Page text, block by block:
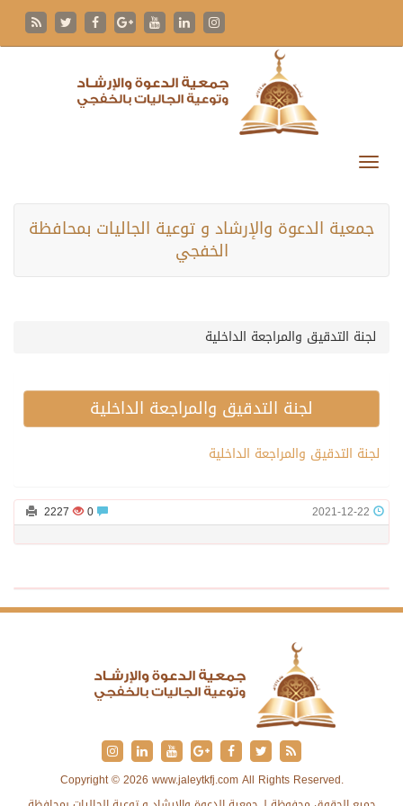
جمعية الدعوة والإرشاد و توعية الجاليات بمحافظة
الخفجي
لجنة التدقيق والمراجعة الداخلية
لجنة التدقيق والمراجعة الداخلية
لجنة التدقيق والمراجعة الداخلية
2021-12-22
2227
Copyright © 2026 www.jaleytkfj.com All Rights Reserved.